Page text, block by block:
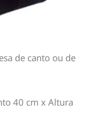
de canto ou de
40 cm x Altura